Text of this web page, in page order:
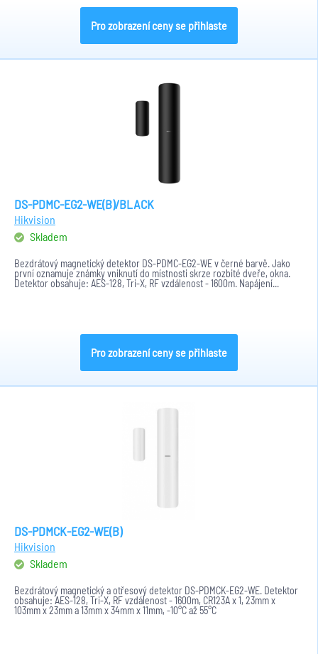
Pro zobrazení ceny se přihlaste
DS-PDMC-EG2-WE(B)/BLACK
Hikvision
Skladem
Bezdrátový magnetický detektor DS-PDMC-EG2-WE v černé barvě. Jako
první oznamuje známky vniknutí do místnosti skrze rozbité dveře, okna.
Detektor obsahuje: AES-128, Tri-X, RF vzdálenost - 1600m. Napájení...
Pro zobrazení ceny se přihlaste
DS-PDMCK-EG2-WE(B)
Hikvision
Skladem
Bezdrátový magnetický a otřesový detektor DS-PDMCK-EG2-WE. Detektor
obsahuje: AES-128, Tri-X, RF vzdálenost - 1600m, CR123A x 1, 23mm x
103mm x 23mm a 13mm x 34mm x 11mm, -10°C až 55°C